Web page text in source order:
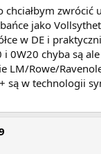
zwrócić
jako
w DE i
0W20 chyba są
LM/Rowe/
są w technologii